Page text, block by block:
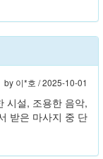
by 이*호 /2025-10-01
시설, 조용한 음악,
받은 마사지 중 단